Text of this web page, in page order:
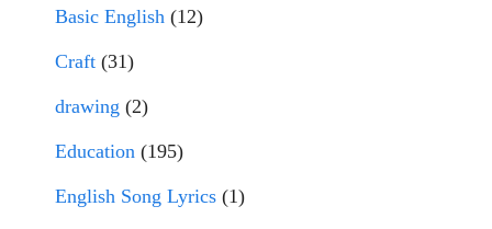
Basic English (12)
Craft (31)
drawing (2)
Education (195)
English Song Lyrics (1)